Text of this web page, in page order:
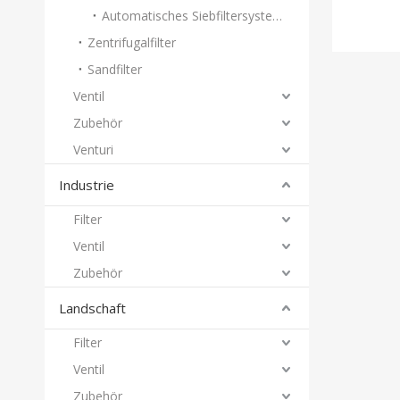
Automatisches Siebfiltersystem
Zentrifugalfilter
Sandfilter
Ventil
Zubehör
Venturi
Industrie
Filter
Ventil
Zubehör
Landschaft
Filter
Ventil
Zubehör